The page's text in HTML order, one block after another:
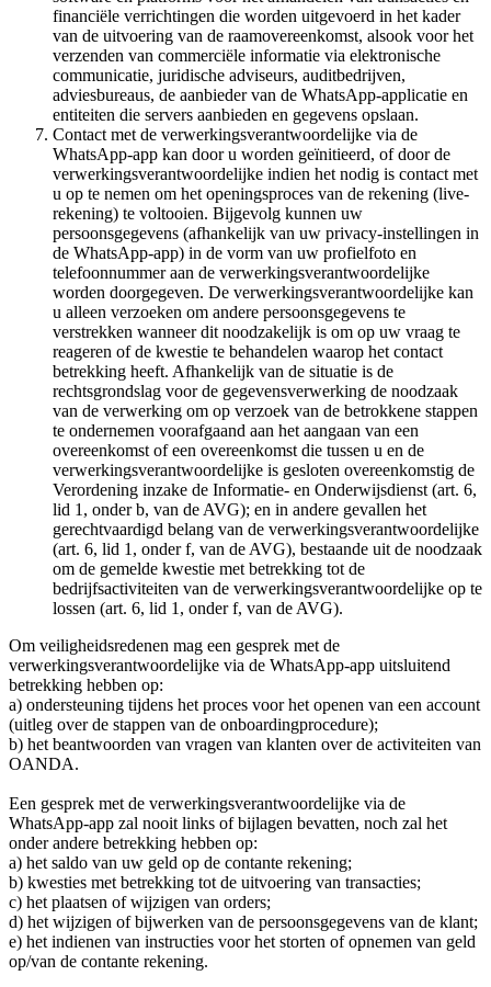
financiële verrichtingen die worden uitgevoerd in het kader
van de uitvoering van de raamovereenkomst, alsook voor het
verzenden van commerciële informatie via elektronische
communicatie, juridische adviseurs, auditbedrijven,
adviesbureaus, de aanbieder van de WhatsApp-applicatie en
entiteiten die servers aanbieden en gegevens opslaan.
Contact met de verwerkingsverantwoordelijke via de
WhatsApp-app kan door u worden geïnitieerd, of door de
verwerkingsverantwoordelijke indien het nodig is contact met
u op te nemen om het openingsproces van de rekening (live-
rekening) te voltooien. Bijgevolg kunnen uw
persoonsgegevens (afhankelijk van uw privacy-instellingen in
de WhatsApp-app) in de vorm van uw profielfoto en
telefoonnummer aan de verwerkingsverantwoordelijke
worden doorgegeven. De verwerkingsverantwoordelijke kan
u alleen verzoeken om andere persoonsgegevens te
verstrekken wanneer dit noodzakelijk is om op uw vraag te
reageren of de kwestie te behandelen waarop het contact
betrekking heeft. Afhankelijk van de situatie is de
rechtsgrondslag voor de gegevensverwerking de noodzaak
van de verwerking om op verzoek van de betrokkene stappen
te ondernemen voorafgaand aan het aangaan van een
overeenkomst of een overeenkomst die tussen u en de
verwerkingsverantwoordelijke is gesloten overeenkomstig de
Verordening inzake de Informatie- en Onderwijsdienst (art. 6,
lid 1, onder b, van de AVG); en in andere gevallen het
gerechtvaardigd belang van de verwerkingsverantwoordelijke
(art. 6, lid 1, onder f, van de AVG), bestaande uit de noodzaak
om de gemelde kwestie met betrekking tot de
bedrijfsactiviteiten van de verwerkingsverantwoordelijke op te
lossen (art. 6, lid 1, onder f, van de AVG).
Om veiligheidsredenen mag een gesprek met de
verwerkingsverantwoordelijke via de WhatsApp-app uitsluitend
betrekking hebben op:
a) ondersteuning tijdens het proces voor het openen van een account
(uitleg over de stappen van de onboardingprocedure);
b) het beantwoorden van vragen van klanten over de activiteiten van
OANDA.
Een gesprek met de verwerkingsverantwoordelijke via de
WhatsApp-app zal nooit links of bijlagen bevatten, noch zal het
onder andere betrekking hebben op:
a) het saldo van uw geld op de contante rekening;
b) kwesties met betrekking tot de uitvoering van transacties;
c) het plaatsen of wijzigen van orders;
d) het wijzigen of bijwerken van de persoonsgegevens van de klant;
e) het indienen van instructies voor het storten of opnemen van geld
op/van de contante rekening.